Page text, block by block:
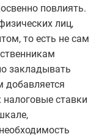
повлиять.
лиц,
то есть не сам
закладывать
добавляется
налоговые ставки